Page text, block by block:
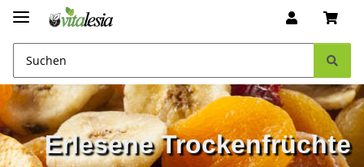
Erlesene Trockenfrüchte